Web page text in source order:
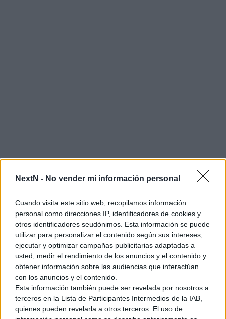
NextN - No vender mi información personal
Cuando visita este sitio web, recopilamos información
personal como direcciones IP, identificadores de cookies y
otros identificadores seudónimos. Esta información se puede
utilizar para personalizar el contenido según sus intereses,
ejecutar y optimizar campañas publicitarias adaptadas a
usted, medir el rendimiento de los anuncios y el contenido y
obtener información sobre las audiencias que interactúan
con los anuncios y el contenido.
Esta información también puede ser revelada por nosotros a
terceros en la Lista de Participantes Intermedios de la IAB,
quienes pueden revelarla a otros terceros. El uso de